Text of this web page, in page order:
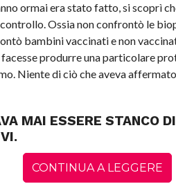
ormai era stato fatto, si scoprì
Ossia non confrontò le
bambini vaccinati e non
produrre una particolare
Niente di ciò che aveva
MAI ESSERE STANCO
CONTINUA A LEGGERE